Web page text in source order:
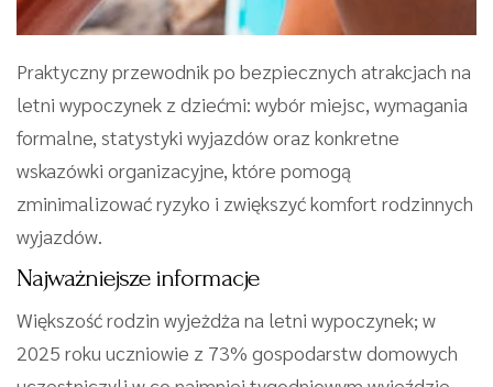
Praktyczny przewodnik po bezpiecznych atrakcjach na
letni wypoczynek z dziećmi: wybór miejsc, wymagania
formalne, statystyki wyjazdów oraz konkretne
wskazówki organizacyjne, które pomogą
zminimalizować ryzyko i zwiększyć komfort rodzinnych
wyjazdów.
Najważniejsze informacje
Większość rodzin wyjeżdża na letni wypoczynek; w
2025 roku uczniowie z 73% gospodarstw domowych